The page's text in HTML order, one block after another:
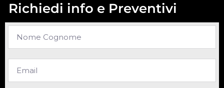
Richiedi info e Preventivi